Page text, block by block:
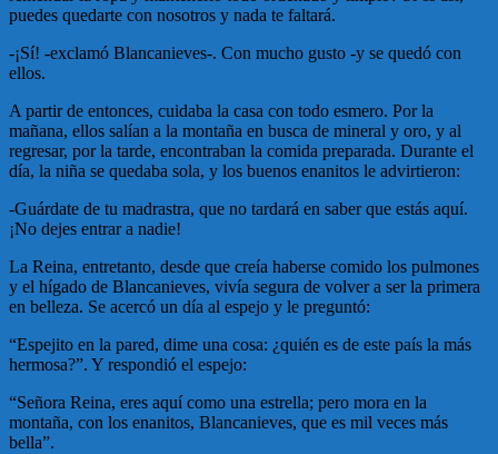
puedes quedarte con nosotros y nada te faltará.
-¡Sí! -exclamó Blancanieves-. Con mucho gusto -y se quedó con
ellos.
A partir de entonces, cuidaba la casa con todo esmero. Por la
mañana, ellos salían a la montaña en busca de mineral y oro, y al
regresar, por la tarde, encontraban la comida preparada. Durante el
día, la niña se quedaba sola, y los buenos enanitos le advirtieron:
-Guárdate de tu madrastra, que no tardará en saber que estás aquí.
¡No dejes entrar a nadie!
La Reina, entretanto, desde que creía haberse comido los pulmones
y el hígado de Blancanieves, vivía segura de volver a ser la primera
en belleza. Se acercó un día al espejo y le preguntó:
“Espejito en la pared, dime una cosa: ¿quién es de este país la más
hermosa?”. Y respondió el espejo:
“Señora Reina, eres aquí como una estrella; pero mora en la
montaña, con los enanitos, Blancanieves, que es mil veces más
bella”.